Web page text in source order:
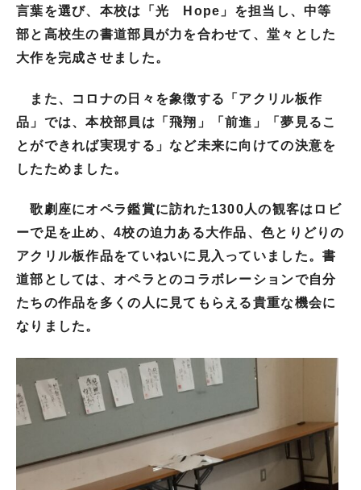
言葉を選び、本校は「光 Hope」を担当し、中等
部と高校生の書道部員が力を合わせて、堂々とした
大作を完成させました。
また、コロナの日々を象徴する「アクリル板作
品」では、本校部員は「飛翔」「前進」「夢見るこ
とができれば実現する」など未来に向けての決意を
したためました。
歌劇座にオペラ鑑賞に訪れた1300人の観客はロビ
ーで足を止め、4校の迫力ある大作品、色とりどりの
アクリル板作品をていねいに見入っていました。書
道部としては、オペラとのコラボレーションで自分
たちの作品を多くの人に見てもらえる貴重な機会に
なりました。